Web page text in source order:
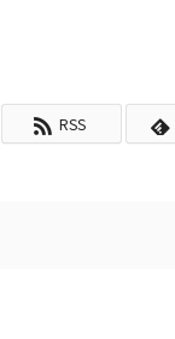
RSS